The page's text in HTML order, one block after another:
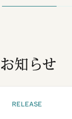
お知らせ
RELEASE